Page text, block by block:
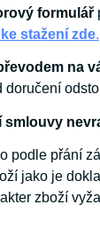
formulář
stažení zde.
na
smlouvy
podle přání
jako je
zboží